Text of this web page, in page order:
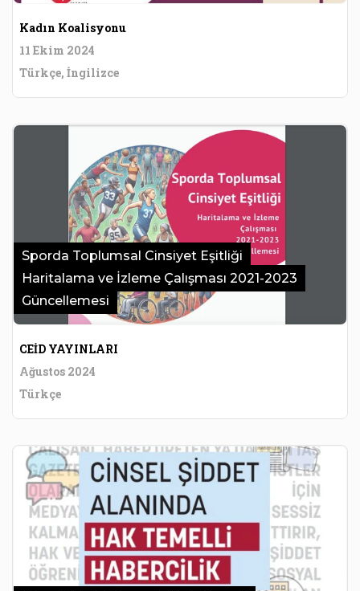
Kadın Koalisyonu
11 Ekim 2024
Türkçe, İngilizce
Sporda Toplumsal Cinsiyet Eşitliği
Haritalama ve İzleme Çalışması 2021-2023
Güncellemesi
CEİD YAYINLARI
Ağustos 2024
Türkçe